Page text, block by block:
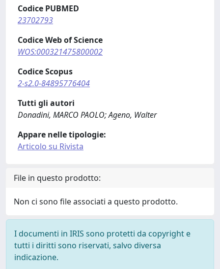
Codice PUBMED
23702793
Codice Web of Science
WOS:000321475800002
Codice Scopus
2-s2.0-84895776404
Tutti gli autori
Donadini, MARCO PAOLO; Ageno, Walter
Appare nelle tipologie:
Articolo su Rivista
File in questo prodotto:
Non ci sono file associati a questo prodotto.
I documenti in IRIS sono protetti da copyright e
tutti i diritti sono riservati, salvo diversa
indicazione.